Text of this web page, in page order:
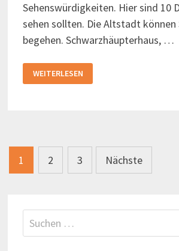
Sehenswürdigkeiten. Hier sind 10
sehen sollten. Die Altstadt können
begehen. Schwarzhäupterhaus, …
DINGE,
DIE
WEITERLESEN
Seitennummerierung
der
1 2 3 Nächste
Suchen
nach: